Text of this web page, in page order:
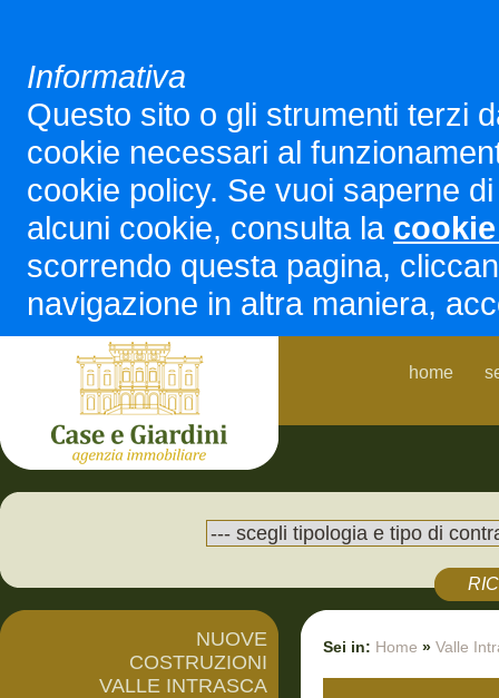
Informativa
Questo sito o gli strumenti terzi
cookie necessari al
cookie policy. Se vuoi saperne
alcuni cookie, consulta la
scorrendo questa pagina,
navigazione in altra maniera,
home
NUOVE
COSTRUZIONI
VALLE INTRASCA
Sei in: Home » Valle